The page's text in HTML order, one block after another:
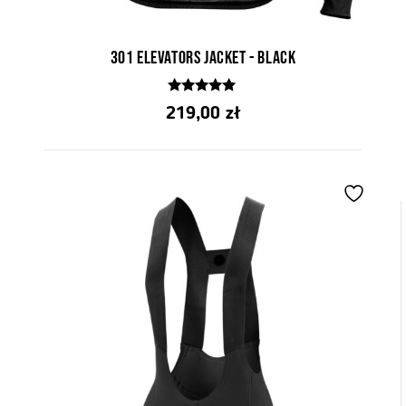
301 elevators jacket - black
4.92
z 5
219,00 zł